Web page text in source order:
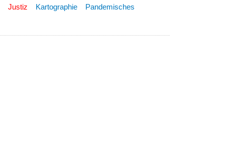
Justiz Kartographie
Pandemisches